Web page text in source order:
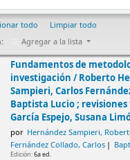
todo
Limpiar todo
Agregar a la lista
Fundamentos de
investigación /Roberto
Sampieri, Carlos
Baptista Lucio ;
García Espejo, Susana
por Hernández Sampieri,
Fernández Collado, Carlos
Edición:6a ed.